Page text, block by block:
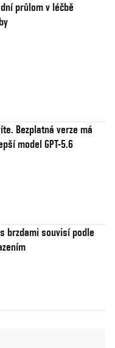
průlom v léčbě
Bezplatná verze má
model GPT-5.6
brzdami souvisí podle